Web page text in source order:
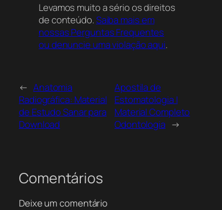
Levamos muito a sério os direitos
de conteúdo.Saiba mais em
nossas Perguntas Frequentes
ou denuncie uma violação aqui.
← Anatomia
Radiográfica: Material
de Estudo Sanar para
Download
Apostila de
Estomatologia |
Material Completo
Odontologia →
Comentários
Deixe um comentário